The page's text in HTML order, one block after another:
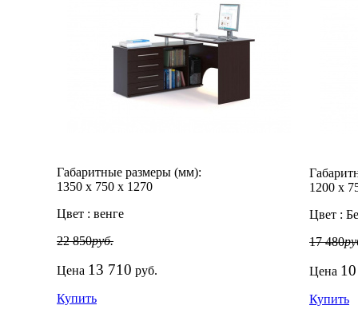
Габаритные размеры (мм):
1350 х 750 х 1270
Цвет : венге
22 850руб.
Цена 13 710 руб.
Купить
1200 х
Цвет :
17 480
Цена
Купить